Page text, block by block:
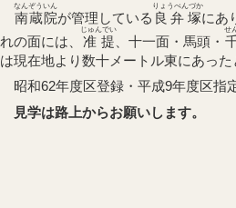
南蔵院
なんぞういん
が管理している 良弁塚
りょうべんづか
にあ
れの面には、 准提
じゅんでい
、十一面・馬頭・
せ
は現在地より数十メートル東にあった
昭和62年度区登録・平成9年度区指
見学は路上からお願いします。